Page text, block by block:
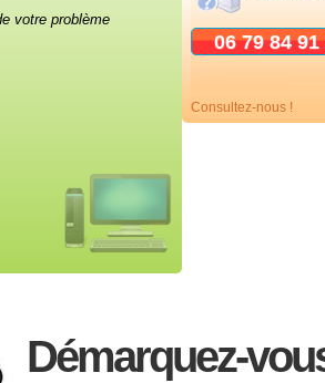
votre problème
06 79 84 91
Consultez-nous !
Démarquez-